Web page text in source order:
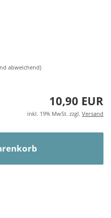
abweichend)
10,90 EUR
inkl. 19% MwSt. zzgl. Versand